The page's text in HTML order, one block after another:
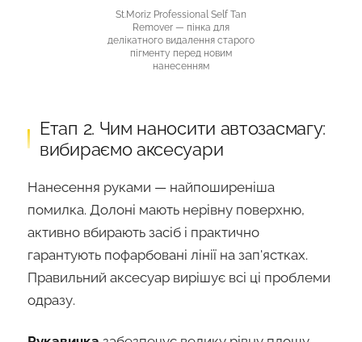
St.Moriz Professional Self Tan
Remover — пінка для
делікатного видалення старого
пігменту перед новим
нанесенням
Етап 2. Чим наносити автозасмагу:
вибираємо аксесуари
Нанесення руками — найпоширеніша
помилка. Долоні мають нерівну поверхню,
активно вбирають засіб і практично
гарантують пофарбовані лінії на зап'ястках.
Правильний аксесуар вирішує всі ці проблеми
одразу.